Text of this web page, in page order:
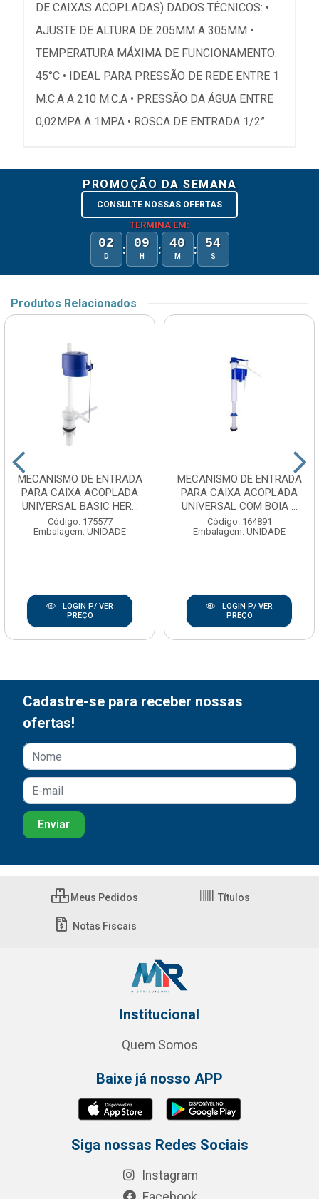
DE CAIXAS ACOPLADAS) DADOS TÉCNICOS: •
AJUSTE DE ALTURA DE 205MM A 305MM •
TEMPERATURA MÁXIMA DE FUNCIONAMENTO:
45°C • IDEAL PARA PRESSÃO DE REDE ENTRE 1
M.C.A A 210 M.C.A • PRESSÃO DA ÁGUA ENTRE
0,02MPA A 1MPA • ROSCA DE ENTRADA 1/2”
PROMOÇÃO DA SEMANA
CONSULTE NOSSAS OFERTAS
TERMINA EM:
02
D : 09
H : 40
M : 54
S
Produtos Relacionados
MECANISMO DE ENTRADA
PARA CAIXA ACOPLADA
UNIVERSAL BASIC HER...
Código: 175577
Embalagem: UNIDADE
LOGIN P/ VER
PREÇO
MECANISMO DE ENTRADA
PARA CAIXA ACOPLADA
UNIVERSAL COM BOIA ...
Código: 164891
Embalagem: UNIDADE
LOGIN P/ VER
PREÇO
Cadastre-se para receber nossas
ofertas!
Meus Pedidos Títulos
Notas Fiscais
Institucional
Quem Somos
Baixe já nosso APP
Siga nossas Redes Sociais
Instagram